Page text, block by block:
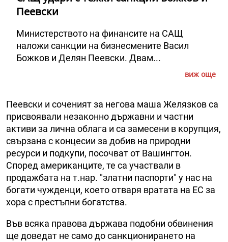
Пеевски
Министерството на финансите на САЩ
наложи санкции на бизнесмените Васил
Божков и Делян Пеевски. Двам...
виж още
Пеевски и соченият за негова маша Желязков са
присвоявали незаконно държавни и частни
активи за лична облага и са замесени в корупция,
свързана с концесии за добив на природни
ресурси и подкупи, посочват от Вашингтон.
Според американците, те са участвали в
продажбата на т.нар. "златни паспорти" у нас на
богати чужденци, което отваря вратата на ЕС за
хора с престъпни богатства.
Във всяка правова държава подобни обвинения
ще доведат не само до санкционирането на